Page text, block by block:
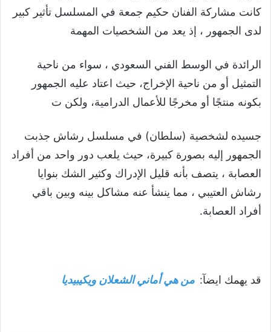
كانت مشاركة الفنان حكيم جمعة في المسلسل تأثير كبير
لدى الجمهور ، إذ يعد من الشخصيات المهمة
الرائدة في الوسط الفني السعودي ، سواء من ناحية
التمثيل أو من ناحية الإخراج، حيث اعتاد عليه الجمهور
بكونه منتجًا أو مخرجًا للأعمال الدرامية، ولكن ت
جسيده لشخصية (سلطان) في مسلسل رشاش جذبت
الجمهور إليه بصورة كبيرة، حيث يلعب دور واحد من أفراد
العصابة ، يتصف بأنه قليل الإدراك وكثير الشك بنوايا
رشاش العتيبي ، مما ينشأ عنه مشاكل بينه وبين باقي
أفراد العصابة.
قد يهمك ايضآ: من هي أماني الشعلان ويكيبيديا